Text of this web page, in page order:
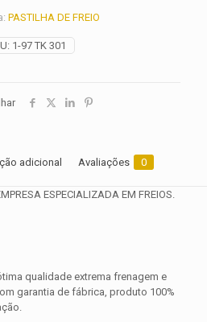
1-97 TK 301
PASTILHA DE FREIO
adicional Avaliações 0
ESPECIALIZADA EM FREIOS.
qualidade extrema frenagem e
garantia de fábrica, produto 100%